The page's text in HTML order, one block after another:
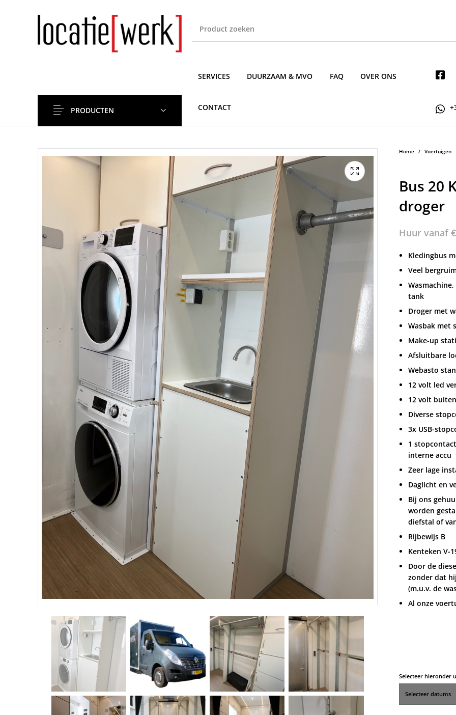
SERVICES DUURZAAM & MVO FAQ OVER ONS
CONTACT
PRODUCTEN
Home / Voertuigen
Bus 20
droger
Huur vanaf €
Kledingbus
Veel
tank
Droger met
Wasbak met
Make-up
Afsluitbare
Webasto
12 volt led
12 volt
Diverse
3x USB-
1
interne accu
Zeer lage
Daglicht en
Bij ons
worden
diefstal of
Rijbewijs B
Kenteken V-
Door de
zonder dat
(m.u.v. de
Al onze
Selecteer hieronder